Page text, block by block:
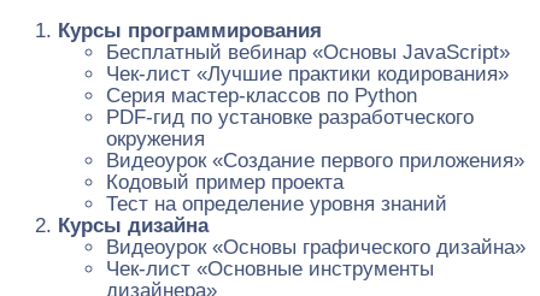
Курсы программирования
Бесплатный вебинар «Основы JavaScript»
Чек-лист «Лучшие практики кодирования»
Серия мастер-классов по Python
PDF-гид по установке разработческого
окружения
Видеоурок «Создание первого приложения»
Кодовый пример проекта
Тест на определение уровня знаний
Курсы дизайна
Видеоурок «Основы графического дизайна»
Чек-лист «Основные инструменты
дизайнера»